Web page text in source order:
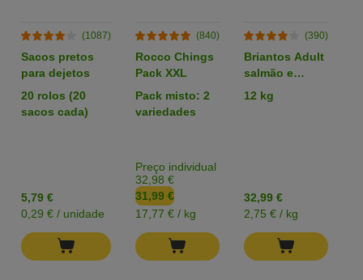
(1087)
Sacos pretos
para dejetos
20 rolos (20
sacos cada)
5,79 €
0,29 € / unidade
(840)
Rocco Chings
Pack XXL
Pack misto: 2
variedades
Preço individual
32,98 €
31,99 €
17,77 € / kg
(390)
Briantos Adult
salmão e
batata - SEM
CEREAIS
12 kg
32,99 €
2,75 € / kg